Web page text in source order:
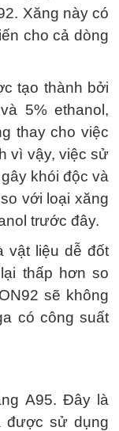
Xăng này có
cho cả dòng
tạo thành bởi
5% ethanol,
thay cho việc
vì vậy, việc sử
khói độc và
với loại xăng
trước đây.
vật liệu dễ đốt
thấp hơn so
sẽ không
có công suất
A95. Đây là
được sử dụng